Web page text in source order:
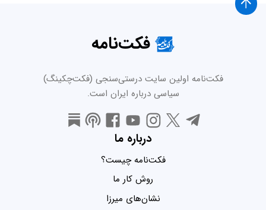
فکت‌نامه
فکت‌نامه اولین سایت درستی‌سنجی (فکت‌چکینگ)
سیاسی درباره ایران است.
درباره ما
فکت‌نامه چیست؟
روش کار ما
نشان‌های میرزا